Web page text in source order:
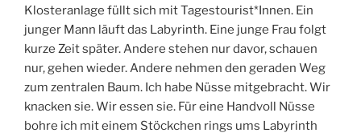
Klosteranlage füllt sich mit Tagestourist*Innen. Ein
junger Mann läuft das Labyrinth. Eine junge Frau folgt
kurze Zeit später. Andere stehen nur davor, schauen
nur, gehen wieder. Andere nehmen den geraden Weg
zum zentralen Baum. Ich habe Nüsse mitgebracht. Wir
knacken sie. Wir essen sie. Für eine Handvoll Nüsse
bohre ich mit einem Stöckchen rings ums Labyrinth